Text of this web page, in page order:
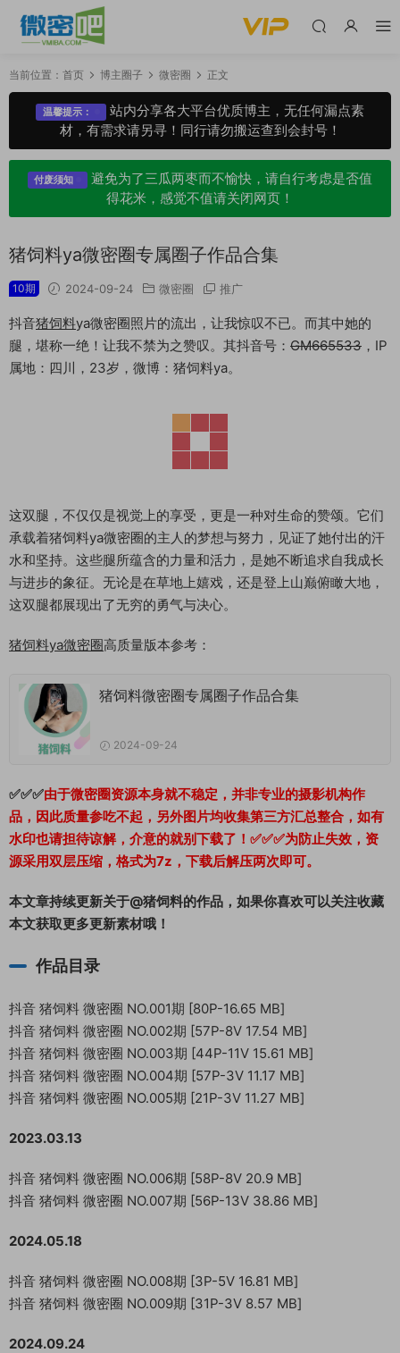
当前位置： 首页 博主圈子 微密圈 正文
温馨提示：
站内分享各大平台优质博主，无任何漏点素
材，有需求请另寻！同行请勿搬运查到会封号！
付废须知
避免为了三瓜两枣而不愉快，请自行考虑是否值
得花米，感觉不值请关闭网页！
猪饲料ya微密圈专属圈子作品合集
10期 2024-09-24 微密圈 推广
抖音猪饲料ya微密圈照片的流出，让我惊叹不已。而其中她的
腿，堪称一绝！让我不禁为之赞叹。其抖音号： GM665533 ，IP
属地：四川，23岁，微博：猪饲料ya。
这双腿，不仅仅是视觉上的享受，更是一种对生命的赞颂。它们
承载着猪饲料ya微密圈的主人的梦想与努力，见证了她付出的汗
水和坚持。这些腿所蕴含的力量和活力，是她不断追求自我成长
与进步的象征。无论是在草地上嬉戏，还是登上山巅俯瞰大地，
这双腿都展现出了无穷的勇气与决心。
猪饲料ya微密圈高质量版本参考：
猪饲料微密圈专属圈子作品合集
2024-09-24
✅✅✅由于微密圈资源本身就不稳定，并非专业的摄影机构作
品，因此质量参吃不起，另外图片均收集第三方汇总整合，如有
水印也请担待谅解，介意的就别下载了！✅✅✅为防止失效，资
源采用双层压缩，格式为7z，下载后解压两次即可。
本文章持续更新关于@猪饲料的作品，如果你喜欢可以关注收藏
本文获取更多更新素材哦！
作品目录
抖音 猪饲料 微密圈 NO.001期 [80P-16.65 MB]
抖音 猪饲料 微密圈 NO.002期 [57P-8V 17.54 MB]
抖音 猪饲料 微密圈 NO.003期 [44P-11V 15.61 MB]
抖音 猪饲料 微密圈 NO.004期 [57P-3V 11.17 MB]
抖音 猪饲料 微密圈 NO.005期 [21P-3V 11.27 MB]
2023.03.13
抖音 猪饲料 微密圈 NO.006期 [58P-8V 20.9 MB]
抖音 猪饲料 微密圈 NO.007期 [56P-13V 38.86 MB]
2024.05.18
抖音 猪饲料 微密圈 NO.008期 [3P-5V 16.81 MB]
抖音 猪饲料 微密圈 NO.009期 [31P-3V 8.57 MB]
2024.09.24